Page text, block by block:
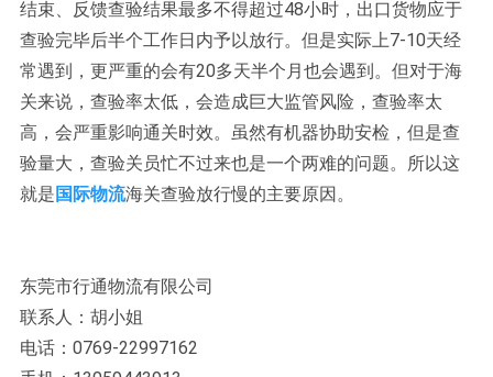
结束、反馈查验结果最多不得超过48小时，出口货物应于
查验完毕后半个工作日内予以放行。但是实际上7-10天经
常遇到，更严重的会有20多天半个月也会遇到。但对于海
关来说，查验率太低，会造成巨大监管风险，查验率太
高，会严重影响通关时效。虽然有机器协助安检，但是查
验量大，查验关员忙不过来也是一个两难的问题。所以这
就是 国际物流海关查验放行慢的主要原因。
东莞市行通物流有限公司
联系人：胡小姐
电话：0769-22997162